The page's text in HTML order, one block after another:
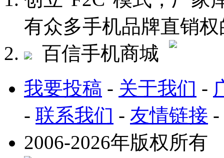
有众多手机品牌直销
百信手机商城
我要投稿 - 关于我们 -
- 联系我们 - 友情链接 -
2006-2026年版权所有